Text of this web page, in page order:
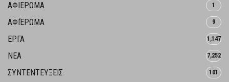
ΑΦΙΕΡΩΜΑ 1
ΑΦΙΈΡΩΜΑ 9
ΕΡΓΑ 1,147
ΝΕΑ 7,252
ΣΥΝΤΕΝΤΕΥΞΕΙΣ 101